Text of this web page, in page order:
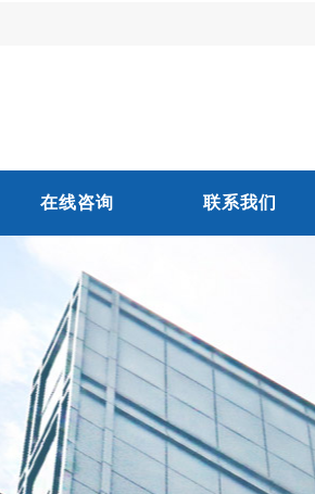
在线咨询 联系我们